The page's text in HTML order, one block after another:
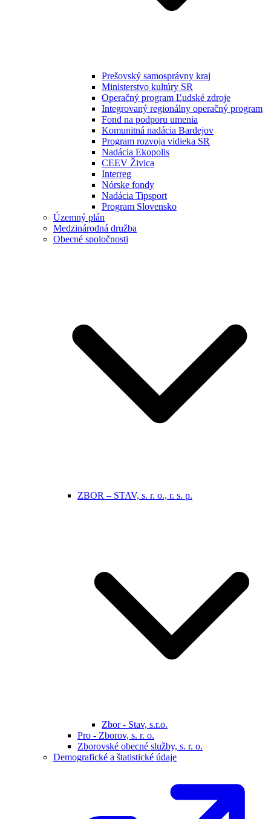
Prešovský samosprávny kraj
Ministerstvo kultúry SR
Operačný program Ľudské zdroje
Integrovaný regionálny operačný program
Fond na podporu umenia
Komunitná nadácia Bardejov
Program rozvoja vidieka SR
Nadácia Ekopolis
CEEV Živica
Interreg
Nórske fondy
Nadácia Tipsport
Program Slovensko
Územný plán
Medzinárodná družba
Obecné spoločnosti
ZBOR – STAV, s. r. o., r. s. p.
Zbor - Stav, s.r.o.
Pro - Zborov, s. r. o.
Zborovské obecné služby, s. r. o.
Demografické a štatistické údaje